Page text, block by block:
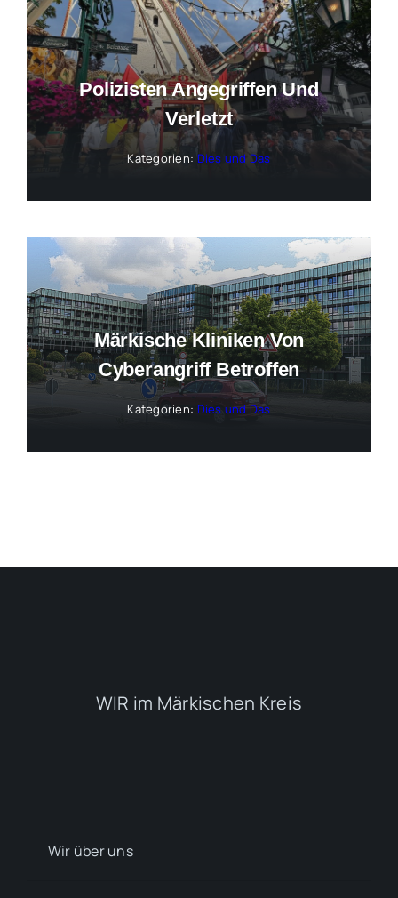
Polizisten Angegriffen Und
Verletzt
Kategorien: Dies und Das
Märkische Kliniken Von
Cyberangriff Betroffen
Kategorien: Dies und Das
WIR im Märkischen Kreis
Wir über uns